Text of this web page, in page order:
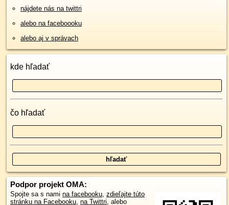
nájdete nás na twittri
alebo na faceboooku
alebo aj v správach
kde hľadať
čo hľadať
Podpor projekt OMA:
Spojte sa s nami na facebooku, zdieľajte túto
stránku na Facebooku, na Twittri, alebo